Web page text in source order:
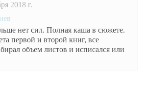
2018 г.
нет сил. Полная каша в сюжете.
первой и второй книг, все
объем листов и исписался или